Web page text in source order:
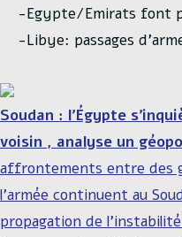
-Egypte/Emirats font
-Libye: passages
Soudan : l’Égypte
voisin , analyse un
affrontements entre des
l’armée continuent au
propagation de